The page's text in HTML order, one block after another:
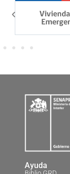
Ayuda